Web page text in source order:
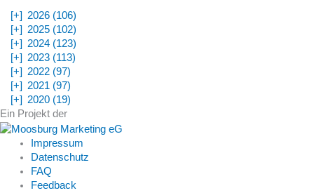
[+] 2026 (106)
[+] 2025 (102)
[+] 2024 (123)
[+] 2023 (113)
[+] 2022 (97)
[+] 2021 (97)
[+] 2020 (19)
Ein Projekt der
Impressum
Datenschutz
FAQ
Feedback